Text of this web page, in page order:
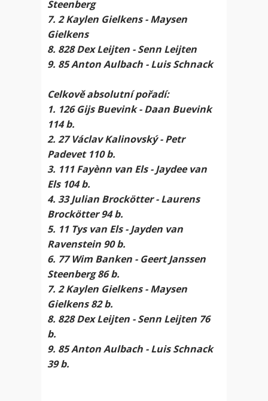
Steenberg
7. 2 Kaylen Gielkens - Maysen
Gielkens
8. 828 Dex Leijten - Senn Leijten
9. 85 Anton Aulbach - Luis Schnack
Celkově absolutní pořadí:
1. 126 Gijs Buevink - Daan Buevink
114 b.
2. 27 Václav Kalinovský - Petr
Padevet 110 b.
3. 111 Fayènn van Els - Jaydee van
Els 104 b.
4. 33 Julian Brockötter - Laurens
Brockötter 94 b.
5. 11 Tys van Els - Jayden van
Ravenstein 90 b.
6. 77 Wim Banken - Geert Janssen
Steenberg 86 b.
7. 2 Kaylen Gielkens - Maysen
Gielkens 82 b.
8. 828 Dex Leijten - Senn Leijten 76
b.
9. 85 Anton Aulbach - Luis Schnack
39 b.